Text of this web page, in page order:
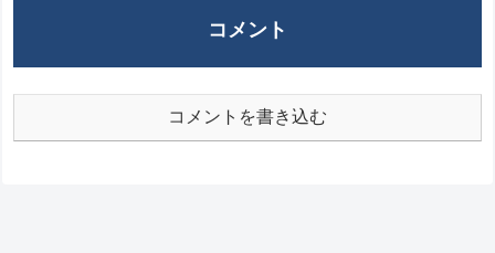
コメント
コメントを書き込む